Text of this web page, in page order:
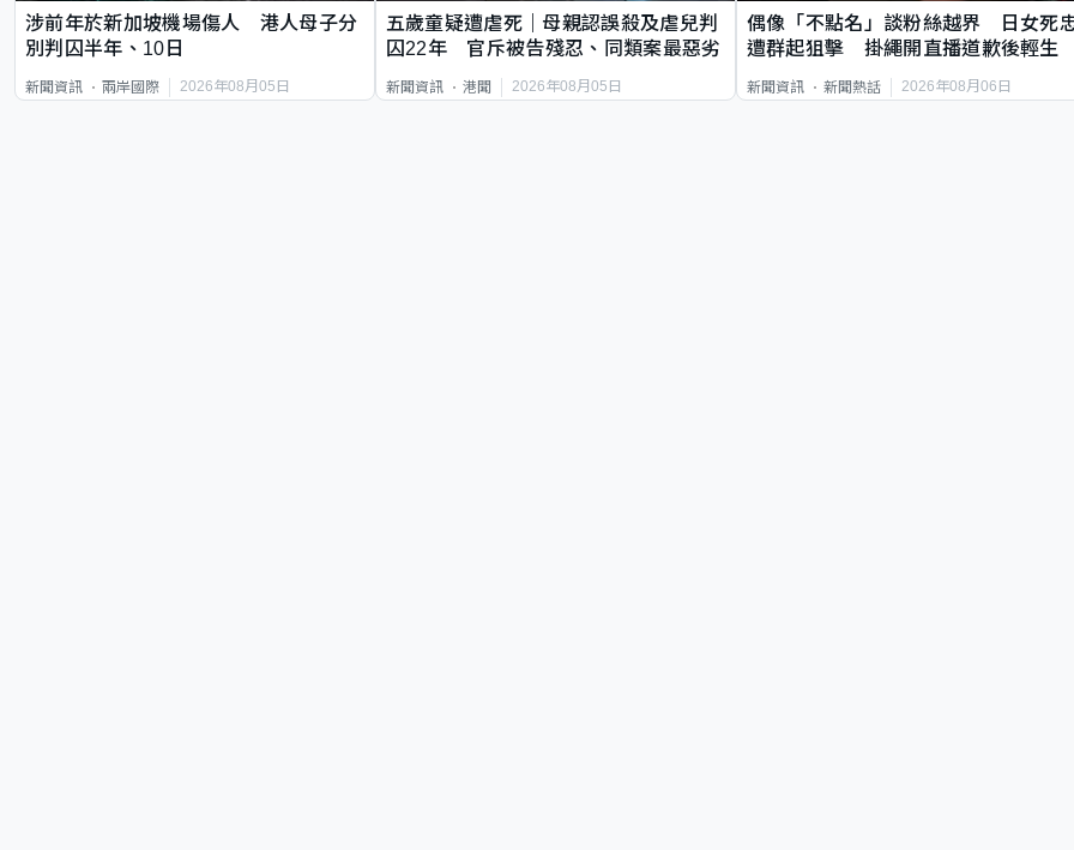
涉前年於新加坡機場傷人 港人母子分
別判囚半年、10日
新聞資訊 兩岸國際 2026年08月05日
五歲童疑遭虐死｜母親認誤殺及虐兒判
囚22年 官斥被告殘忍、同類案最惡劣
新聞資訊 港聞 2026年08月05日
偶像「不點名」談粉絲越界 日女死
遭群起狙擊 掛繩開直播道歉後輕生
新聞資訊 新聞熱話 2026年08月06日